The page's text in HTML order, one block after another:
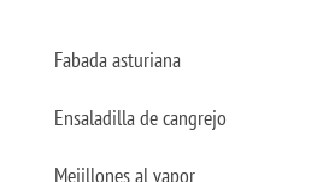
Fabada asturiana
Ensaladilla de cangrejo
Mejillones al vapor